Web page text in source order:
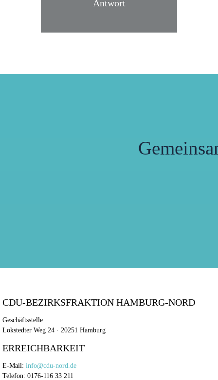
Antwort
CDU-BEZIRKSFRAKTION HAMBURG-NORD
Geschäftsstelle
Lokstedter Weg 24 · 20251 Hamburg
ERREICHBARKEIT
E-Mail: info@cdu-nord.de
Telefon: 0176-116 33 211